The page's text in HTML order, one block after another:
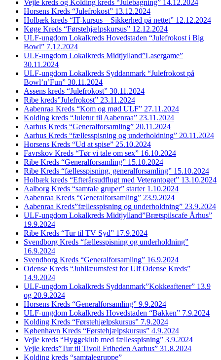
Vejle kreds og Kolding kreds “Julebagning” 14.12.2024
Horsens Kreds “Julefrokost” 13.12.2024
Holbæk kreds “IT-kursus – Sikkerhed på nettet” 12.12.2024
Køge Kreds “Førstehjælpskursus” 12.12.2024
ULF-ungdom Lokalkreds Hovedstaden “Julefrokost i Big
Bowl” 7.12.2024
ULF-ungdom Lokalkreds Midtjylland”Lasergame”
30.11.2024
ULF-ungdom Lokalkreds Syddanmark “Julefrokost på
Bowl’n’Fun” 30.11.2024
Assens kreds “Julefrokost” 30.11.2024
Ribe kreds”Julefrokost” 23.11.2024
Aabenraa Kreds “Kom og mød ULF” 27.11.2024
Kolding kreds “Juletur til Aabenraa” 23.11.2024
Aarhus Kreds “Generalforsamling” 20.11.2024
Aarhus Kreds “fællesspisning og underholdning” 20.11.2024
Horsens Kreds “Ud at spise” 25.10.2024
Favrskov Kreds “Tør vi tale om sex” 16.10.2024
Ribe Kreds “Generalforsamling” 15.10.2024
Ribe Kreds “fællesspisning, generalforsamling” 15.10.2024
Holbæk kreds “Efterårsudflugt med Veterantoget” 13.10.2024
Aalborg Kreds “samtale gruper” starter 1.10.2024
Aabenraa Kreds “Generalforsamling” 23.9.2024
Aabenraa Kreds”fællesspisning og underholdning” 23.9.2024
ULF-ungdom Lokalkreds Midtjylland”Brætspilscafe Århus”
19.9.2024
Ribe Kreds “Tur til TV Syd” 17.9.2024
Svendborg Kreds “fællesspisning og underholdning”
16.9.2024
Svendborg Kreds “Generalforsamling” 16.9.2024
Odense Kreds “Jubilæumsfest for Ulf Odense Kreds”
14.9.2024
ULF-ungdom Lokalkreds Syddanmark”Kokkeaftener” 13.9
og 20.9.2024
Horsens Kreds “Generalforsamling” 9.9.2024
ULF-ungdom Lokalkreds Hovedstaden “Bakken” 7.9.2024
Kolding Kreds “Førstehjælpskursus” 7.9.2024
København Kreds “Førstehjælpskursus” 4.9.2024
Vejle kreds “Hyggeklub med fællesspisning” 3.9.2024
Vejle kreds”Tur til Tivoli Friheden Aarhus” 31.8.2024
Kolding kreds “samtalegruppe”